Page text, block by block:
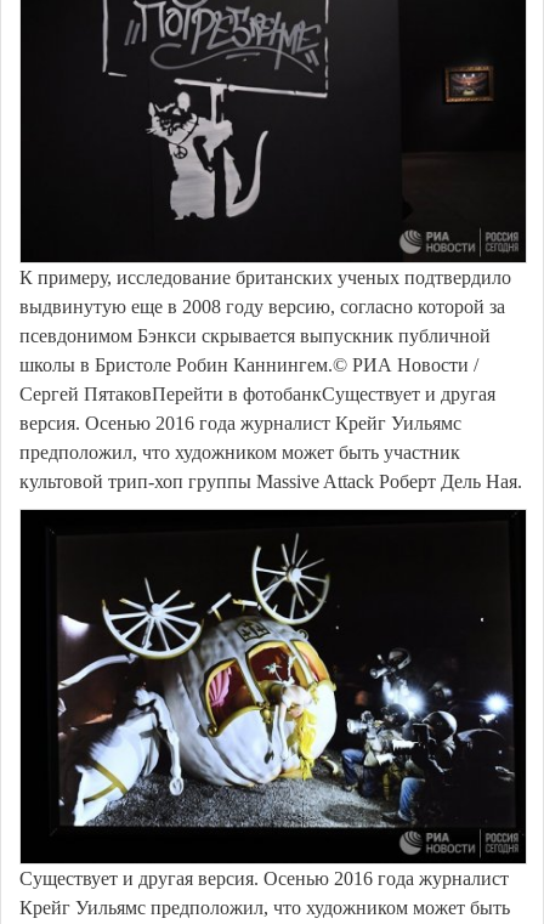
К примеру, исследование британских ученых подтвердило
выдвинутую еще в 2008 году версию, согласно которой за
псевдонимом Бэнкси скрывается выпускник публичной
школы в Бристоле Робин Каннингем.© РИА Новости /
Сергей ПятаковПерейти в фотобанкСуществует и другая
версия. Осенью 2016 года журналист Крейг Уильямс
предположил, что художником может быть участник
культовой трип-хоп группы Massive Attack Роберт Дель Ная.
Существует и другая версия. Осенью 2016 года журналист
Крейг Уильямс предположил, что художником может быть